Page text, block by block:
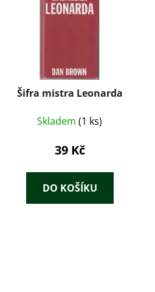
Šifra mistra Leonarda
Skladem (1 ks)
39 Kč
DO KOŠÍKU